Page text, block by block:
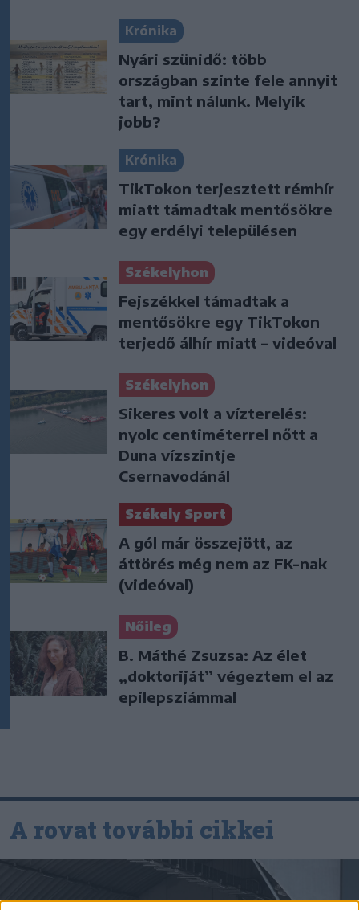
Krónika
Nyári szünidő: több
országban szinte fele annyit
tart, mint nálunk. Melyik
jobb?
Krónika
TikTokon terjesztett rémhír
miatt támadtak mentősökre
egy erdélyi településen
Székelyhon
Fejszékkel támadtak a
mentősökre egy TikTokon
terjedő álhír miatt – videóval
Székelyhon
Sikeres volt a vízterelés:
nyolc centiméterrel nőtt a
Duna vízszintje
Csernavodánál
Székely Sport
A gól már összejött, az
áttörés még nem az FK-nak
(videóval)
Nőileg
B. Máthé Zsuzsa: Az élet
„doktoriját” végeztem el az
epilepsziámmal
A rovat további cikkei